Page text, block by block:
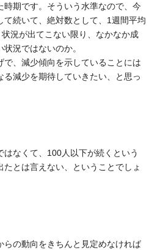
期です。そういう水準なので、今
続いて、絶対数として、1週間平均
況が出てこない限り、なかなか成
況ではないのか。
、減少傾向を示していることには
減少を期待していきたい、と思っ
なくて、100人以下が続くという
とは言えない、ということでしょ
の動向をきちんと見定めなければ